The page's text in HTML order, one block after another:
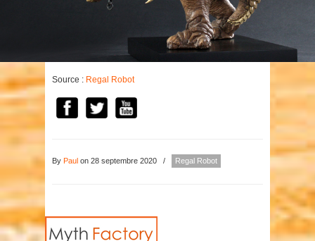
Source : Regal Robot
By Paul on 28 septembre 2020 / Regal Robot